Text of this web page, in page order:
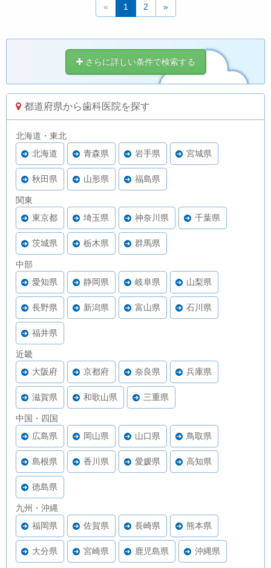
« 1 2 »
さらに詳しい条件で検索する
都道府県から歯科医院を探す
北海道・東北
北海道
青森県 岩手県 宮城県
秋田県 山形県 福島県
関東
東京都
埼玉県 神奈川県 千葉県
茨城県 栃木県 群馬県
中部
愛知県
静岡県 岐阜県 山梨県
長野県 新潟県 富山県 石川県
福井県
近畿
大阪府
京都府 奈良県 兵庫県
滋賀県 和歌山県 三重県
中国・四国
広島県
岡山県 山口県 鳥取県
島根県 香川県 愛媛県 高知県
徳島県
九州・沖縄
福岡県
佐賀県 長崎県 熊本県
大分県 宮崎県 鹿児島県 沖縄県